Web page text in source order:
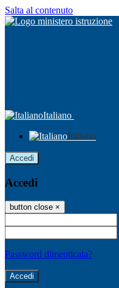
Salta al contenuto
Italiano
Italiano
Accedi
Accedi
button close ×
Password dimenticata?